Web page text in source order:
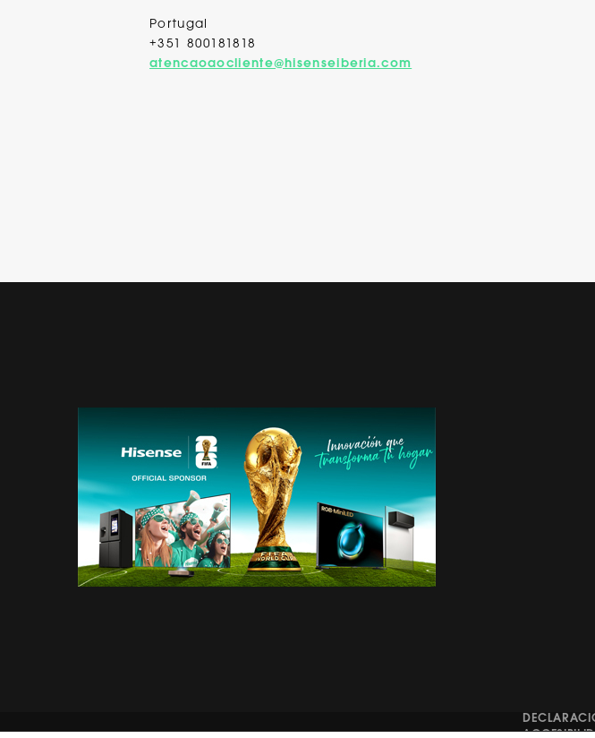
Portugal
+351 800181818
atencaoaocliente@hisenseiberia.com
SOBRE HISENSE
NOTICIAS
BLOG
CATÁLOGOS HISENSE
PLATAFORMA CAE
HISENSE EN CASA DECOR
2026